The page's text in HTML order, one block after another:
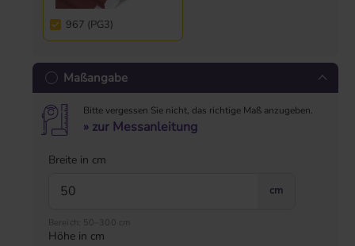
967 (PG3)
Maßangabe
Bitte vergessen Sie nicht, das richtige Maß anzugeben.
» zur Messanleitung
Breite in cm
cm
Bereich: 50–300 cm
Höhe in cm